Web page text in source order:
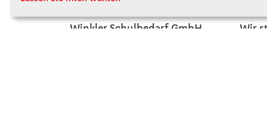
Winkler Schulbedarf GmbH
Wir